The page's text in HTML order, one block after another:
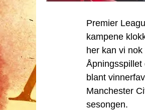
Premier
kampene
her kan vi
blant
Manchester
sesongen.